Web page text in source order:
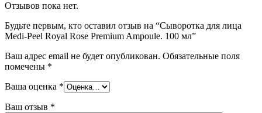
Отзывов пока нет.
Будьте первым, кто оставил отзыв на “Сыворотка для лица
Medi-Peel Royal Rose Premium Ampoule. 100 мл”
Ваш адрес email не будет опубликован. Обязательные поля
помечены *
Ваша оценка *
Ваш отзыв *